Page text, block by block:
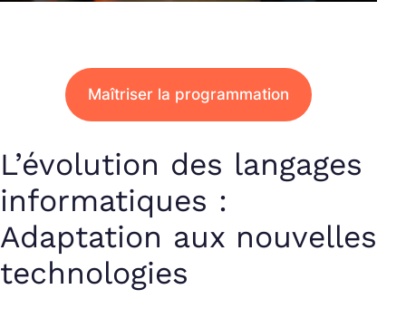
Maîtriser la programmation
L’évolution des langages
informatiques :
Adaptation aux nouvelles
technologies